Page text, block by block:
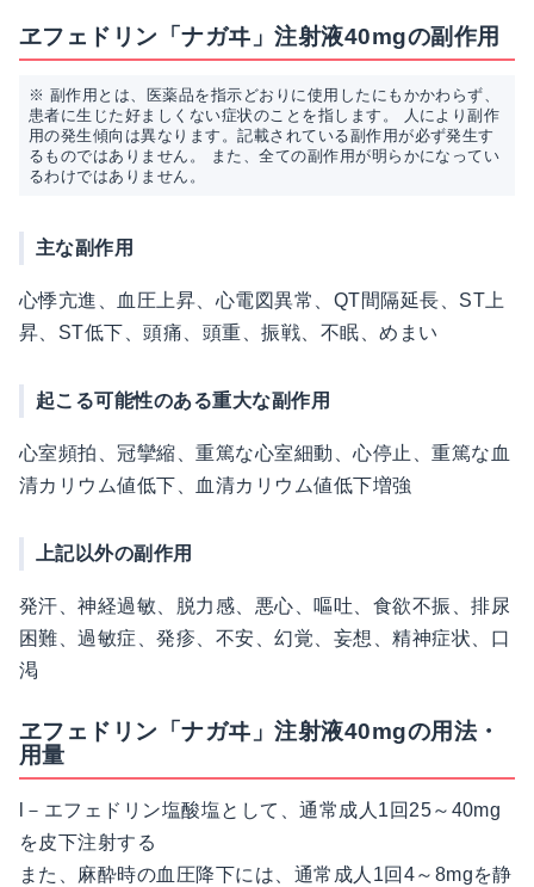
ヱフェドリン「ナガヰ」注射液40mgの副作用
※ 副作用とは、医薬品を指示どおりに使用したにもかかわらず、
患者に生じた好ましくない症状のことを指します。 人により副作
用の発生傾向は異なります。記載されている副作用が必ず発生す
るものではありません。 また、全ての副作用が明らかになってい
るわけではありません。
主な副作用
心悸亢進、血圧上昇、心電図異常、QT間隔延長、ST上
昇、ST低下、頭痛、頭重、振戦、不眠、めまい
起こる可能性のある重大な副作用
心室頻拍、冠攣縮、重篤な心室細動、心停止、重篤な血
清カリウム値低下、血清カリウム値低下増強
上記以外の副作用
発汗、神経過敏、脱力感、悪心、嘔吐、食欲不振、排尿
困難、過敏症、発疹、不安、幻覚、妄想、精神症状、口
渇
ヱフェドリン「ナガヰ」注射液40mgの用法・
用量
l－エフェドリン塩酸塩として、通常成人1回25～40mg
を皮下注射する
また、麻酔時の血圧降下には、通常成人1回4～8mgを静